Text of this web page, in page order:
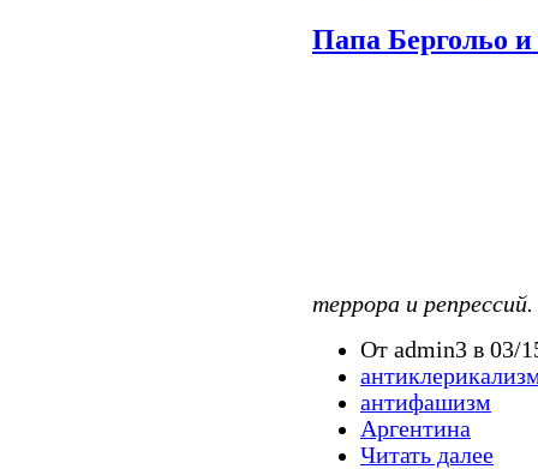
Папа Бергольо и
террора и репрессий.
От admin3 в 03/
антифашизм
Аргентина
Читать далее